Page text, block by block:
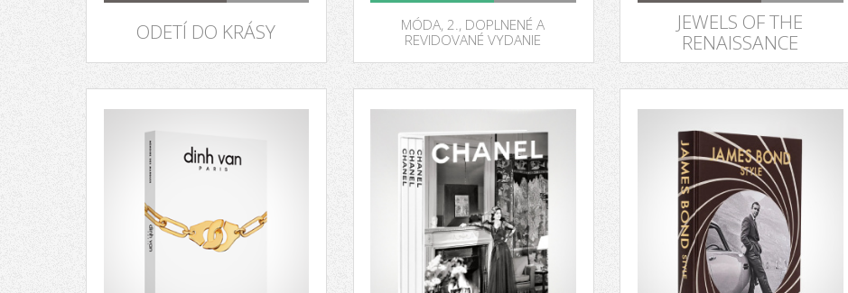
ODETÍ DO KRÁSY MÓDA, 2., DOPLNENÉ A
REVIDOVANÉ VYDANIE
JEWELS OF THE
RENAISSANCE